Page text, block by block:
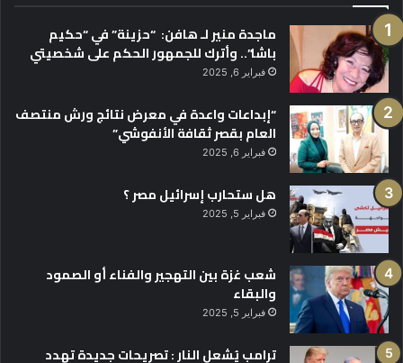
ماجدة منير لـ هافن: “حزينة” في “حكيم
باشا”.. وأترك للجمهور الحكم على شخصيتي
فبراير 6, 2025
“إبداعات واعدة في معرض نتائج ورش منتصف
العام بقصر ثقافة الأنفوشي”
فبراير 6, 2025
هل ستحارب إسرائيل مصر ؟
فبراير 5, 2025
شعب غزة بين التهجير والفناء أو الصمود
والبقاء
فبراير 5, 2025
ترامب يُشعل النار : تصريحات جديدة تهدد